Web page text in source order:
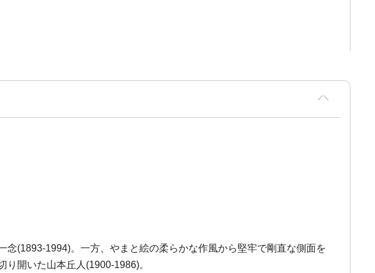
(1893-1994)。一方、やまと絵の柔らかな作風から堅牢で剛直な側面を
開いた山本丘人(1900-1986)。